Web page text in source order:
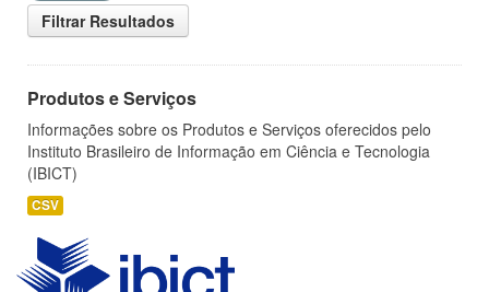
Filtrar Resultados
Produtos e Serviços
Informações sobre os Produtos e Serviços oferecidos pelo
Instituto Brasileiro de Informação em Ciência e Tecnologia
(IBICT)
CSV